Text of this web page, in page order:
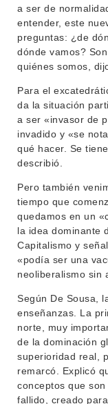
a ser de
entender, este
preguntas: ¿de
dónde vamos?
quiénes somos,
Para el
da la situación
a ser «invasor de
invadido y «se
qué hacer. Se
describió.
Pero también
tiempo que
quedamos en un
la idea dominante
Capitalismo y
«podía ser una
neoliberalismo sin
Según De Sousa,
enseñanzas. La
norte, muy
de la dominación
superioridad real,
remarcó. Explicó
conceptos que
fallido, creado